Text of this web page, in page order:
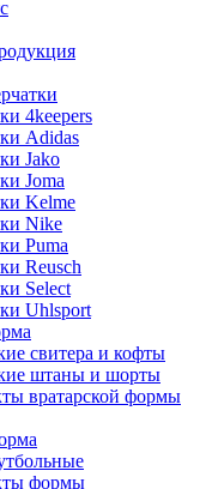
4keepers
Adidas
Jako
Joma
Kelme
Nike
Puma
Reusch
Select
Uhlsport
свитера и кофты
штаны и шорты
вратарской формы
формы